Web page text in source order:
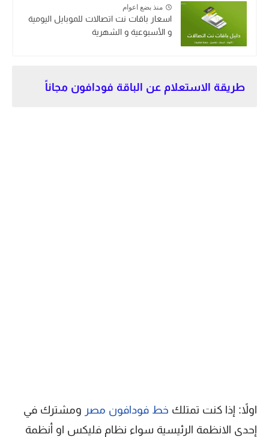
منذ بضع اعوام
اسعار باقات نت اتصالات للموبايل اليومية
و الأسبوعية و الشهرية
طريقة الاستعلام عن الباقة فودافون مجاناً
اولاً: إذا كنت تمتلك خط فودافون مصر ومشترك في
إحدى الانظمة الرئيسية سواء نظام فليكس او أنظمة